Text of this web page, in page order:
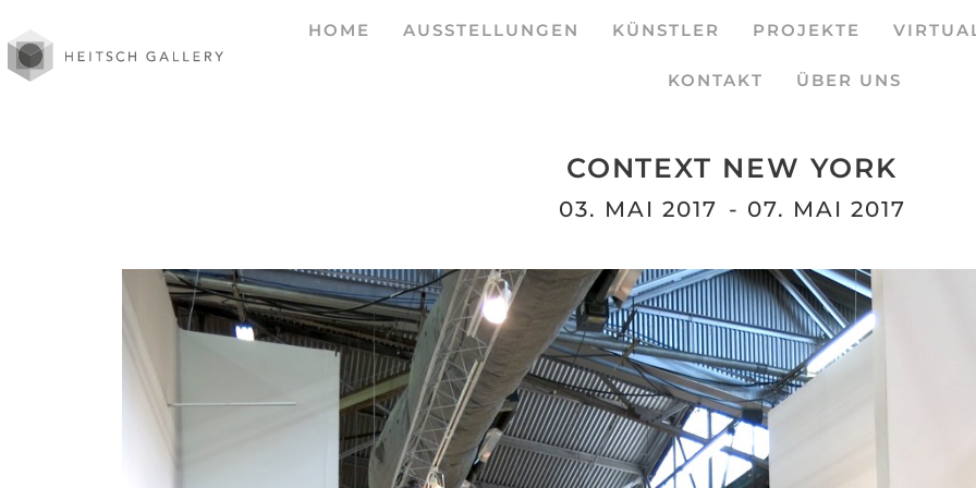
HOME AUSSTELLUNGEN KÜNSTLER PROJEKTE
KONTAKT ÜBER UNS
CONTEXT NEW YORK
03. MAI 2017 - 07. MAI 2017